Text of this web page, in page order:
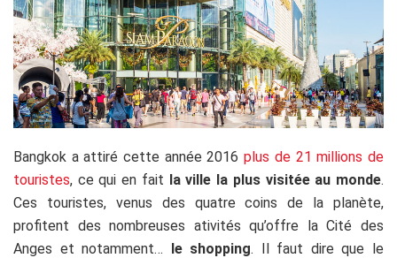
Bangkok a attiré cette année 2016plus de 21 millions de
touristes, ce qui en fait la ville la plus visitée au monde.
Ces touristes, venus des quatre coins de la planète,
profitent des nombreuses ativités qu’offre la Cité des
Anges et notamment… le shopping. Il faut dire que le